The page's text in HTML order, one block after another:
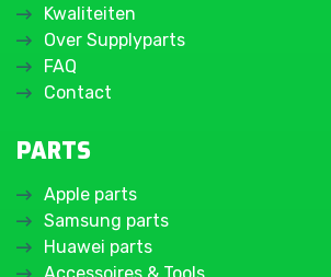
Kwaliteiten
Over Supplyparts
FAQ
Contact
PARTS
Apple parts
Samsung parts
Huawei parts